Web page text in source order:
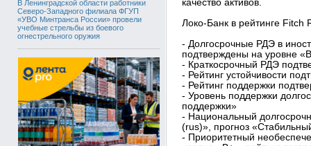
В Ленинградской области работники
Северо-Западного филиала ФГУП
«УВО Минтранса России» провели
учебные стрельбы из боевого
огнестрельного оружия
качество активов.
Локо-Банк в рейтинге Fitch
- Долгосрочные РДЭ в
подтверждены на уровне
- Краткосрочный РДЭ
- Рейтинг устойчивости
- Рейтинг поддержки
- Уровень поддержки
поддержки»
- Национальный
(rus)», прогноз
- Приоритетный